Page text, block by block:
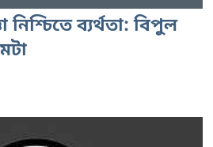
নিশ্চিতে ব্যর্থতা: বিপুল